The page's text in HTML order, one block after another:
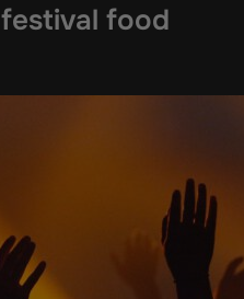
festival food